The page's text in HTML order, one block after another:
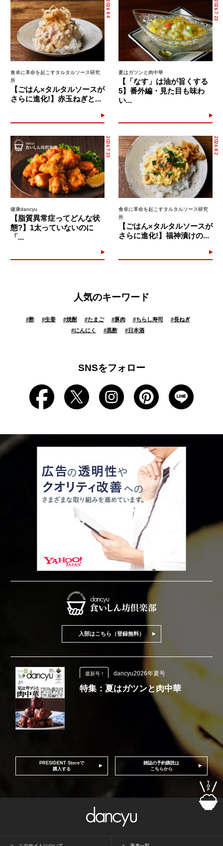
2026.8.4
食卓に革命を起こすタルタルソース研究
所
【ごはん×タルタルソースが
さらに進化!】赤玉ねぎと...
2026.7.23
夏はガツンと肉中華
【「なす」は油が旨くする
5】番外編・見た目も味わ
い...
2026.7.23
健康dancyu
【脂質異常症ってどんな状
態?】1太っていないのに
「...
2026.8.2
食卓に革命を起こすタルタルソース研究
所
【ごはん×タルタルソースが
さらに進化!】福神漬けの...
人気のキーワード
#酢 #生姜 #焼酎 #たまご #豚肉 #ちらし寿司 #長ねぎ
#にんにく #黒酢 #日本酒
SNSをフォロー
入部はこちら（登録無料）
最新号！ dancyu2026年夏号
特集：夏はガツンと肉中華
PRESIDENT Storeで
購入する
雑誌の予約購読は
こちらから